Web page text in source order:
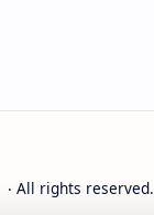
‧ All rights reserved.